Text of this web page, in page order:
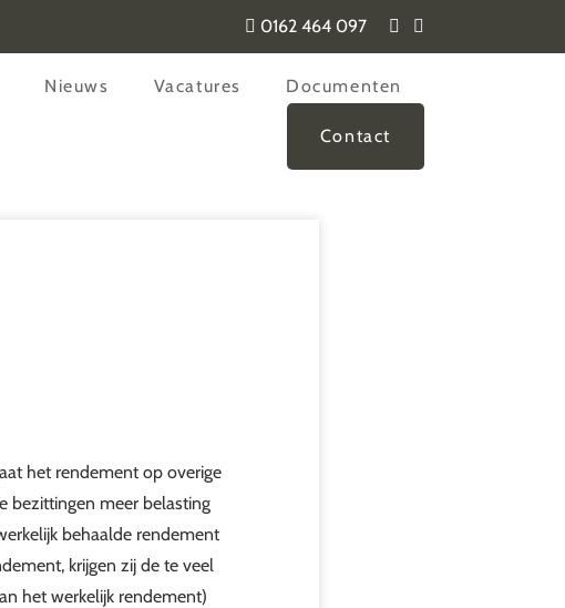
0162 464 097
Nieuws Vacatures Documenten
Contact
het rendement op overige
bezittingen meer belasting
behaalde rendement
krijgen zij de te veel
het werkelijk rendement)